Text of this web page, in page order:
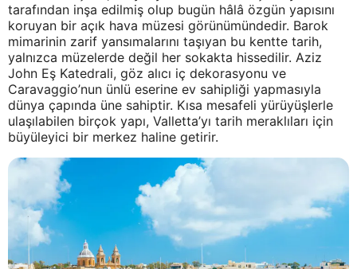
tarafından inşa edilmiş olup bugün hâlâ özgün yapısını
koruyan bir açık hava müzesi görünümündedir. Barok
mimarinin zarif yansımalarını taşıyan bu kentte tarih,
yalnızca müzelerde değil her sokakta hissedilir. Aziz
John Eş Katedrali, göz alıcı iç dekorasyonu ve
Caravaggio’nun ünlü eserine ev sahipliği yapmasıyla
dünya çapında üne sahiptir. Kısa mesafeli yürüyüşlerle
ulaşılabilen birçok yapı, Valletta’yı tarih meraklıları için
büyüleyici bir merkez haline getirir.